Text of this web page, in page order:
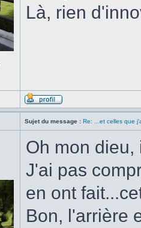
Là, rien
Sujet du message : Re: ...et celles que
Oh mon dieu,
J'ai pas
en ont
Bon, l'arrière